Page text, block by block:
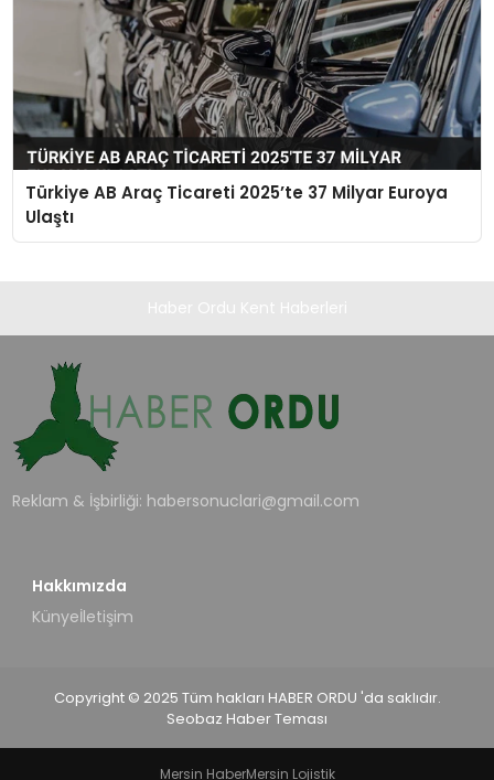
Türkiye AB Araç Ticareti 2025’te 37 Milyar Euroya
Ulaştı
Reklam & İşbirliği: habersonuclari@gmail.com
Hakkımızda
Künyeİletişim
Copyright © 2025 Tüm hakları HABER ORDU 'da saklıdır.
Seobaz Haber Teması
Mersin HaberMersin Lojistik